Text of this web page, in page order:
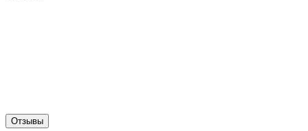
Отзывы